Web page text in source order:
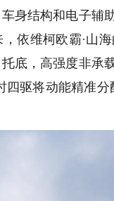
身结构‌和‌电子辅
依维柯欧霸·山
底‌，高强度非承
四驱将动能精准